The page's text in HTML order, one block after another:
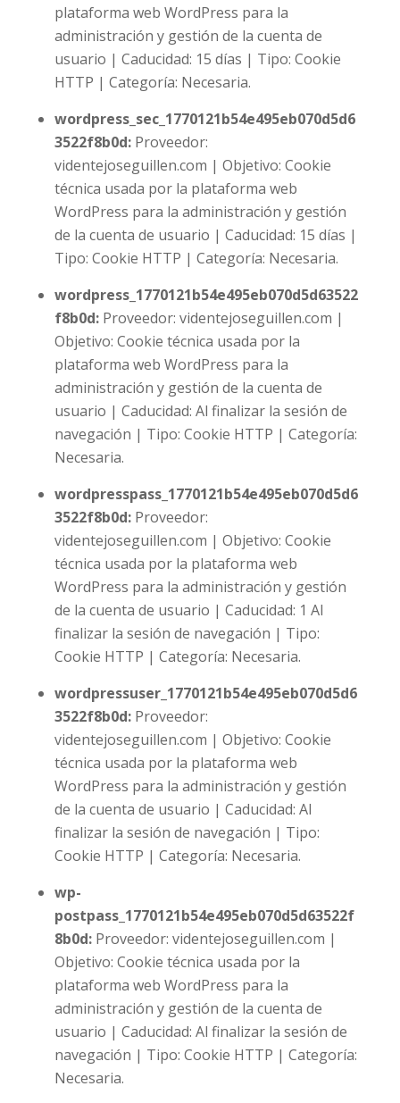
plataforma web WordPress para la
administración y gestión de la cuenta de
usuario | Caducidad: 15 días | Tipo: Cookie
HTTP | Categoría: Necesaria.
wordpress_sec_1770121b54e495eb070d5d6
3522f8b0d:Proveedor:
videntejoseguillen.com | Objetivo: Cookie
técnica usada por la plataforma web
WordPress para la administración y gestión
de la cuenta de usuario | Caducidad: 15 días |
Tipo: Cookie HTTP | Categoría: Necesaria.
wordpress_1770121b54e495eb070d5d63522
f8b0d:Proveedor: videntejoseguillen.com |
Objetivo: Cookie técnica usada por la
plataforma web WordPress para la
administración y gestión de la cuenta de
usuario | Caducidad: Al finalizar la sesión de
navegación | Tipo: Cookie HTTP | Categoría:
Necesaria.
wordpresspass_1770121b54e495eb070d5d6
3522f8b0d:Proveedor:
videntejoseguillen.com | Objetivo: Cookie
técnica usada por la plataforma web
WordPress para la administración y gestión
de la cuenta de usuario | Caducidad: 1 Al
finalizar la sesión de navegación | Tipo:
Cookie HTTP | Categoría: Necesaria.
wordpressuser_1770121b54e495eb070d5d6
3522f8b0d:Proveedor:
videntejoseguillen.com | Objetivo: Cookie
técnica usada por la plataforma web
WordPress para la administración y gestión
de la cuenta de usuario | Caducidad: Al
finalizar la sesión de navegación | Tipo:
Cookie HTTP | Categoría: Necesaria.
wp-
postpass_1770121b54e495eb070d5d63522f
8b0d:Proveedor: videntejoseguillen.com |
Objetivo: Cookie técnica usada por la
plataforma web WordPress para la
administración y gestión de la cuenta de
usuario | Caducidad: Al finalizar la sesión de
navegación | Tipo: Cookie HTTP | Categoría:
Necesaria.